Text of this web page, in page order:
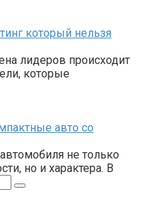
который нельзя
лидеров происходит
которые
авто со
не только
но и характера. В